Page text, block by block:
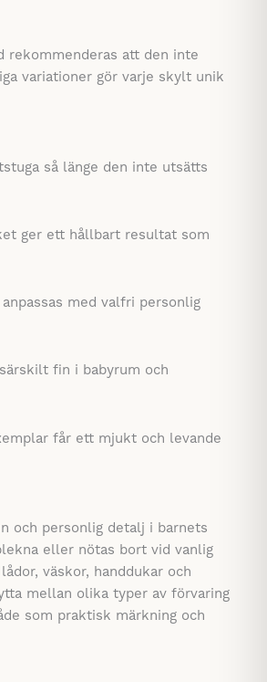
rekommenderas att den inte
variationer gör varje skylt unik
så länge den inte utsätts
ger ett hållbart resultat som
med valfri personlig
fin i babyrum och
får ett mjukt och levande
och personlig detalj i barnets
eller nötas bort vid vanlig
väskor, handdukar och
mellan olika typer av förvaring
som praktisk märkning och